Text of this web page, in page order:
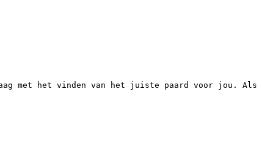
met het vinden van het juiste paard voor jou.